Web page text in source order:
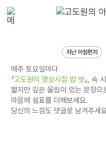
지난 아침편지
매주 토요일마다
『고도원의 명상시집 밥 벗』, 속
짧지만 깊은 울림이 있는 문장으
마음에 쉼표를 더해보세요.
당신의 느낌도 댓글로 남겨주세